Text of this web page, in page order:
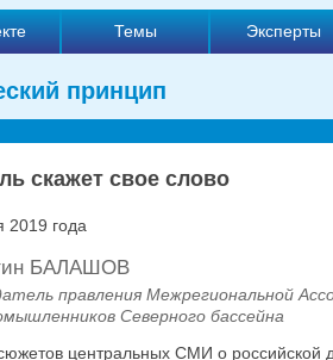
Темы Эксперты
принцип
скажет свое слово
2019 года
БАЛАШОВ
правления Межрегиональной
Северного бассейна
центральных СМИ о российской